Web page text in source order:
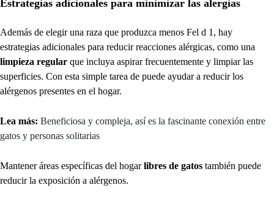
Estrategias adicionales para minimizar las alergias
Además de elegir una raza que produzca menos Fel d 1, hay
estrategias adicionales para reducir reacciones alérgicas, como una
limpieza regular que incluya aspirar frecuentemente y limpiar las
superficies. Con esta simple tarea de puede ayudar a reducir los
alérgenos presentes en el hogar.
Lea más: Beneficiosa y compleja, así es la fascinante conexión entre
gatos y personas solitarias
Mantener áreas específicas del hogarlibres de gatos también puede
reducir la exposición a alérgenos.